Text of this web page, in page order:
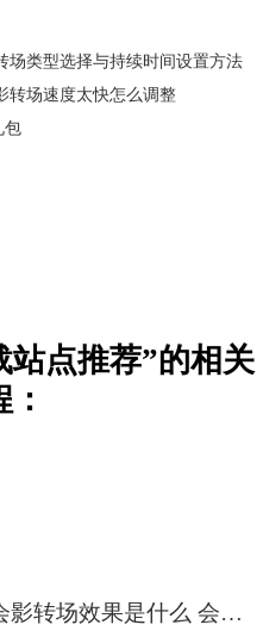
是感觉眼花缭乱了呢，赶快去挑选
场类型选择与持续时间设置方法
转场速度太快怎么调整
包
站点推荐”的相关
会声会影转场效果是什么 会声会影转场类型选择与持续时间设置方法